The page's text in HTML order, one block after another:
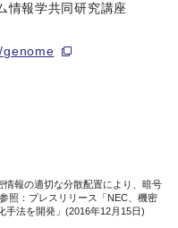
っているゲノム解析に
数の医療・研究機関が保
析アルゴリズム※４ に対
情報学共同研究講座
報の適切な分散配置により、暗号
照：プレスリリース「NEC、機密
手法を開発」(2016年12月15日)